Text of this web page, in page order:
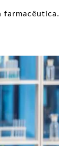
farmacêutica.